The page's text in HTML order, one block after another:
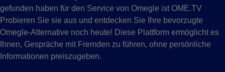
gefunden haben für den Service von Omegle ist OME.TV
Probieren Sie sie aus und entdecken Sie Ihre bevorzugte
Omegle-Alternative noch heute! Diese Plattform ermöglicht es
Ihnen, Gespräche mit Fremden zu führen, ohne persönliche
Informationen preiszugeben.